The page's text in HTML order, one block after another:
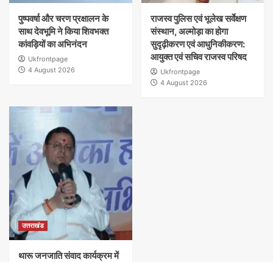
पुष्पवर्षा और चरण प्रक्षालन के
साथ देवभूमि ने किया शिवभक्त
कांवड़ियों का अभिनंदन
Ukfrontpage
4 August 2026
राजस्व पुलिस एवं भूलेख सर्वेक्षण
संस्थान, अल्मोड़ा का होगा
सुदृढ़ीकरण एवं आधुनिकीकरण:
आयुक्त एवं सचिव राजस्व परिषद
Ukfrontpage
4 August 2026
उत्तराखंड
थारू जनजाति संवाद कार्यक्रम में